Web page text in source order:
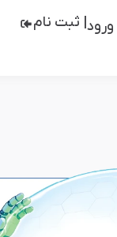
ورود | ثبت نام